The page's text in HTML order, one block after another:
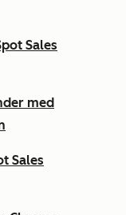
Sales
med
Sales